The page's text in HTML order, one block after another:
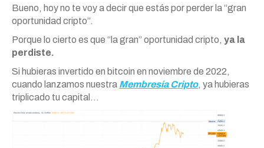
Bueno, hoy no te voy a decir que estás por perder la “gran
oportunidad cripto”.
Porque lo cierto es que “la gran” oportunidad cripto, ya la
perdiste.
Si hubieras invertido en bitcoin en noviembre de 2022,
cuando lanzamos nuestra Membresía Cripto, ya hubieras
triplicado tu capital…